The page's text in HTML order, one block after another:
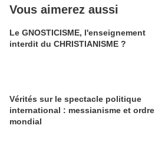
Vous aimerez aussi
Le GNOSTICISME, l'enseignement
interdit du CHRISTIANISME ?
Vérités sur le spectacle politique
international : messianisme et ordre
mondial